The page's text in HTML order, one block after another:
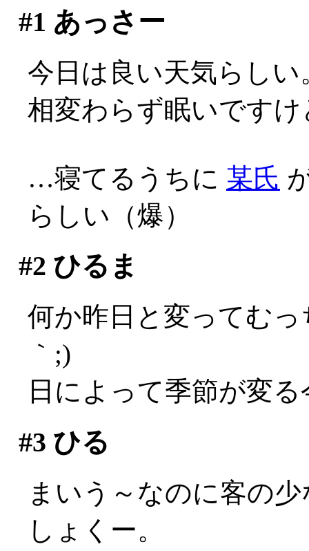
#1 あっさー
今日は良い天気らしい
相変わらず眠いですけ
…寝てるうちに 某氏
らしい（爆）
#2 ひるま
何か昨日と変ってむ
｀;)
日によって季節が変
#3 ひる
まいう～なのに客の
しょくー。